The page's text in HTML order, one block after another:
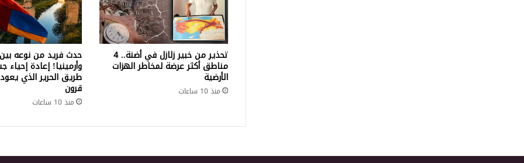
تحذير من خبير زلازل في أضنة.. 4
مناطق أكثر عرضة لمخاطر الهزات
الأرضية
منذ 10 ساعات
حدث فريد من نوعه بين
وأرمينيا! إعادة إحياء
طريق الحرير الذي
قرون
منذ 10 ساعات